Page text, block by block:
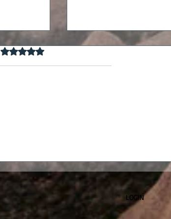
historischen
Mit 0 von 5 Sternen bewertet.
LOGIN